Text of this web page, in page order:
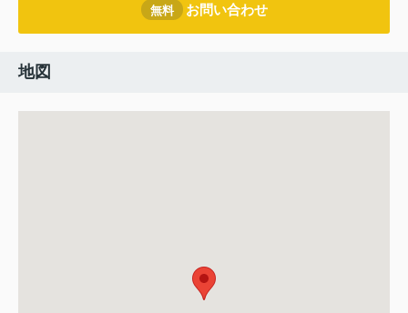
無料 お問い合わせ
地図